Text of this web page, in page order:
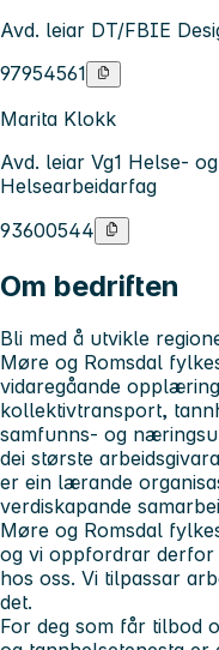
Avd. leiar DT/FBIE
97954561
Marita Klokk
Avd. leiar Vg1 Helse-
Helsearbeidarfag
93600544
Om bedriften
Bli med å utvikle
Møre og Romsdal
vidaregåande
kollektivtransport,
samfunns- og
dei største
er ein lærande
verdiskapande
Møre og Romsdal
og vi oppfordrar derfor
hos oss. Vi tilpassar
det.
For deg som får tilbod